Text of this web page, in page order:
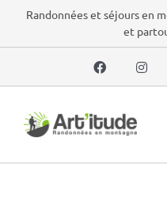
PasserRandonnées et séjours en
et